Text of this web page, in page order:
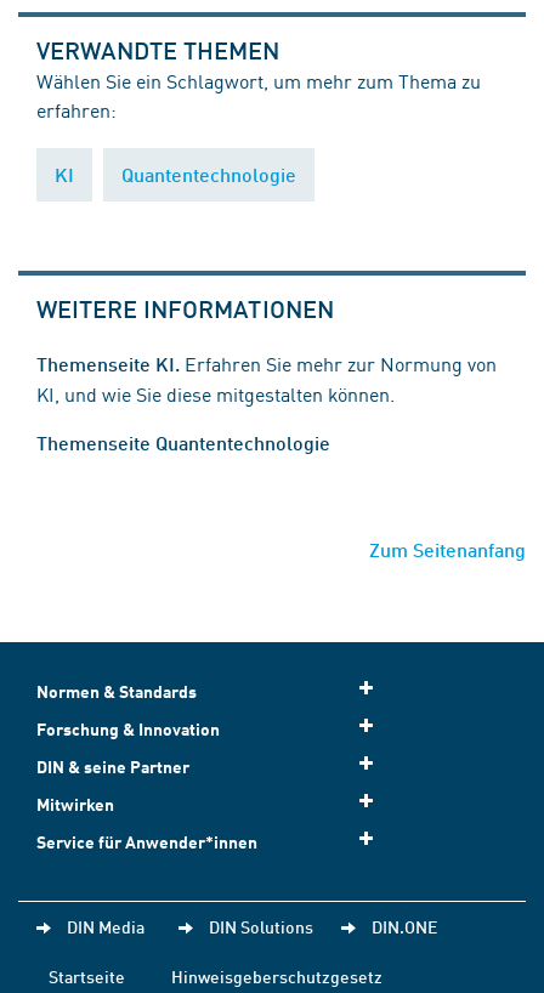
VERWANDTE THEMEN
Wählen Sie ein Schlagwort, um mehr zum Thema zu
erfahren:
KI Quantentechnologie
WEITERE INFORMATIONEN
Themenseite KI. Erfahren Sie mehr zur Normung von
KI, und wie Sie diese mitgestalten können.
Themenseite Quantentechnologie
Zum Seitenanfang
Normen & Standards
Forschung & Innovation
DIN & seine Partner
Mitwirken
Service für Anwender*innen
DIN Media DIN Solutions DIN.ONE
Startseite
Hinweisgeberschutzgesetz